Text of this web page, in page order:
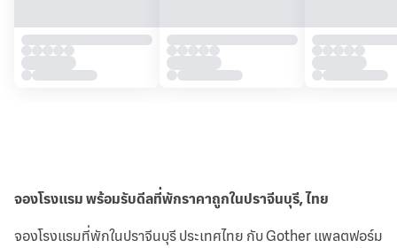
จองโรงแรม พร้อมรับดีลที่พักราคาถูกในปราจีนบุรี, ไทย
จองโรงแรมที่พักในปราจีนบุรี ประเทศไทย กับ Gother แพลตฟอร์ม